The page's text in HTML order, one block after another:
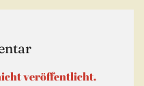
veröffentlicht.